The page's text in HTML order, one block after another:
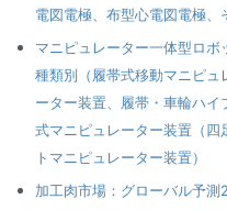
電図電極、布型心電図電極、
マニピュレーター一体型ロ
種類別（履帯式移動マニピ
ーター装置、履帯・車輪ハ
式マニピュレーター装置（四
トマニピュレーター装置）
加工肉市場：グローバル予